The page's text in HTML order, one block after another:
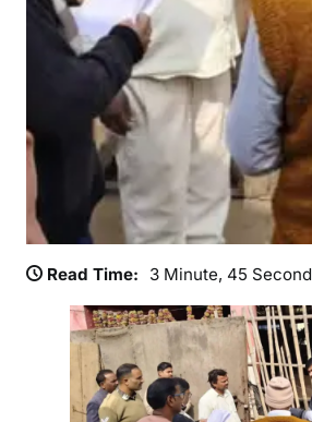
Read Time: 3 Minute, 45 Second